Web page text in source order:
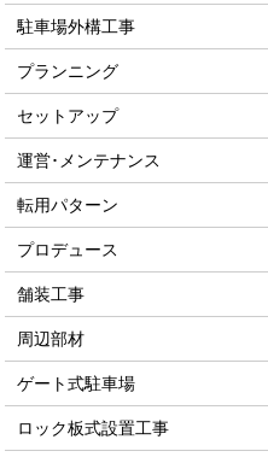
駐車場外構工事
プランニング
セットアップ
運営･メンテナンス
転用パターン
プロデュース
舗装工事
周辺部材
ゲート式駐車場
ロック板式設置工事